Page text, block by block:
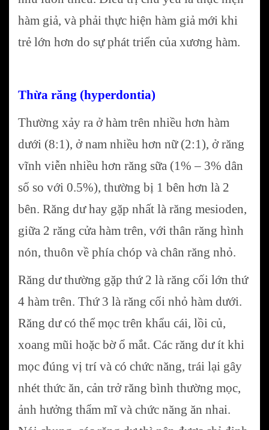
hàm giả, và phải thực hiện hàm giả mới khi
trẻ lớn hơn do sự phát triển của xương hàm.
Thừa răng (hyperdontia)
Thường xảy ra ở hàm trên nhiều hơn hàm
dưới (8:1), ở nam nhiều hơn nữ (2:1), ở răng
vĩnh viễn nhiều hơn răng sữa (1% – 3% dân
số so với 0.5%), thường bị 1 bên hơn là 2
bên. Răng dư hay gặp nhất là răng mesioden,
giữa 2 răng cửa hàm trên, với thân răng hình
nón, thuôn về phía chóp và chân răng nhỏ.
Răng dư thường gặp thứ 2 là răng cối lớn thứ
4 hàm trên. Thứ 3 là răng cối nhỏ hàm dưới.
Răng dư có thể mọc trên khẩu cái, lồi củ,
xoang mũi hoặc bờ ổ mắt. Các răng dư ít khi
mọc đúng vị trí và có chức năng, trái lại gây
nhét thức ăn, cản trở răng bình thường mọc,
ảnh hưởng thẩm mĩ và chức năng ăn nhai.